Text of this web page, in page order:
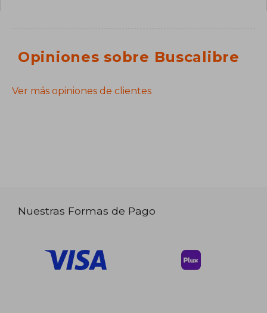
Opiniones sobre Buscalibre
Ver más opiniones de clientes
Nuestras Formas de Pago